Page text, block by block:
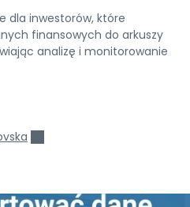
dla inwestorów, które
finansowych do arkuszy
analizę i monitorowanie